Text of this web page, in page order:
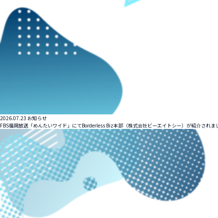
2026.07.23 お知らせ
FBS福岡放送「めんたいワイド」にてBorderless Biz本部（株式会社ビーエイトシー）が紹介されま